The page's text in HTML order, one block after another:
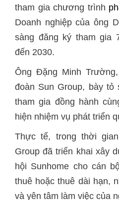
tham gia chương trình
Doanh nghiệp của ông
sàng đăng ký tham gia
đến 2030.
Ông Đặng Minh
đoàn Sun Group, bày tỏ
tham gia đồng hành
hiện nhiệm vụ phát triển
Thực tế, trong thời
Group đã triển khai xây
hội Sunhome cho cán
thuê hoặc thuê dài hạn,
và yên tâm làm việc của